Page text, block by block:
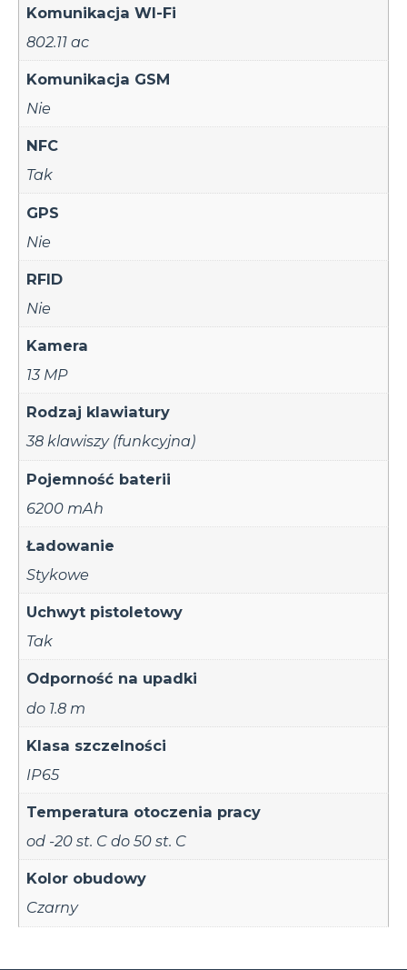
Komunikacja WI-Fi
802.11 ac
Komunikacja GSM
Nie
NFC
Tak
GPS
Nie
RFID
Nie
Kamera
13 MP
Rodzaj klawiatury
38 klawiszy (funkcyjna)
Pojemność baterii
6200 mAh
Ładowanie
Stykowe
Uchwyt pistoletowy
Tak
Odporność na upadki
do 1.8 m
Klasa szczelności
IP65
Temperatura otoczenia pracy
od -20 st. C do 50 st. C
Kolor obudowy
Czarny